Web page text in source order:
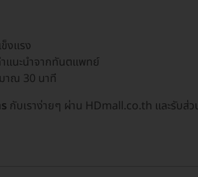
งแรง
แนะนำจากทันตแพทย์
มาณ 30 นาที
กับเราง่ายๆ ผ่าน HDmall.co.th และรับส่